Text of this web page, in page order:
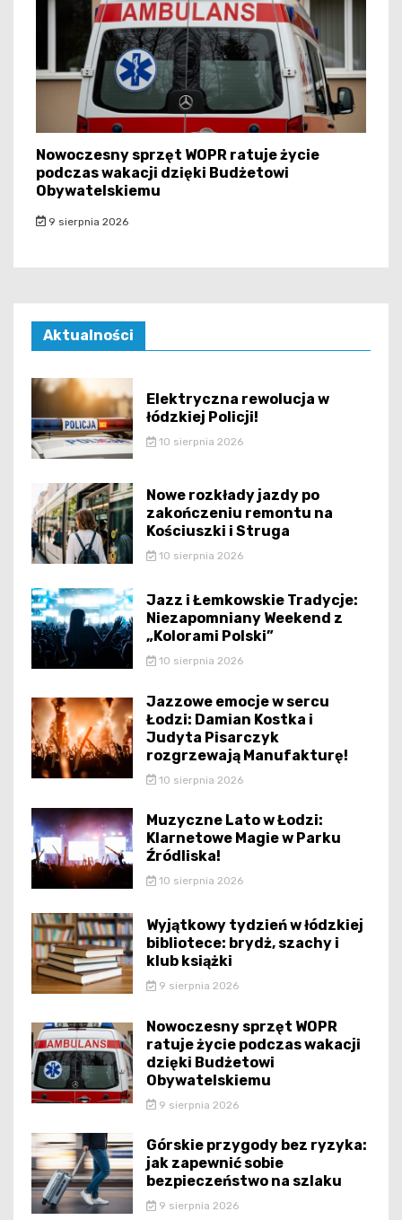
Nowoczesny sprzęt WOPR ratuje życie
podczas wakacji dzięki Budżetowi
Obywatelskiemu
9 sierpnia 2026
Aktualności
Elektryczna rewolucja w
łódzkiej Policji!
10 sierpnia 2026
Nowe rozkłady jazdy po
zakończeniu remontu na
Kościuszki i Struga
10 sierpnia 2026
Jazz i Łemkowskie Tradycje:
Niezapomniany Weekend z
„Kolorami Polski”
10 sierpnia 2026
Jazzowe emocje w sercu
Łodzi: Damian Kostka i
Judyta Pisarczyk
rozgrzewają Manufakturę!
10 sierpnia 2026
Muzyczne Lato w Łodzi:
Klarnetowe Magie w Parku
Źródliska!
10 sierpnia 2026
Wyjątkowy tydzień w łódzkiej
bibliotece: brydż, szachy i
klub książki
9 sierpnia 2026
Nowoczesny sprzęt WOPR
ratuje życie podczas wakacji
dzięki Budżetowi
Obywatelskiemu
9 sierpnia 2026
Górskie przygody bez ryzyka:
jak zapewnić sobie
bezpieczeństwo na szlaku
9 sierpnia 2026